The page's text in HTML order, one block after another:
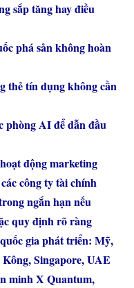
sắp tăng hay điều
phá sản không hoàn
thẻ tín dụng không cần
phòng AI để dẫn đầu
động marketing
công ty tài chính
ngắn hạn nếu
quy định rõ ràng
gia phát triển: Mỹ,
Singapore, UAE
minh X Quantum,